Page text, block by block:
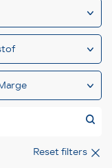
Reset filters